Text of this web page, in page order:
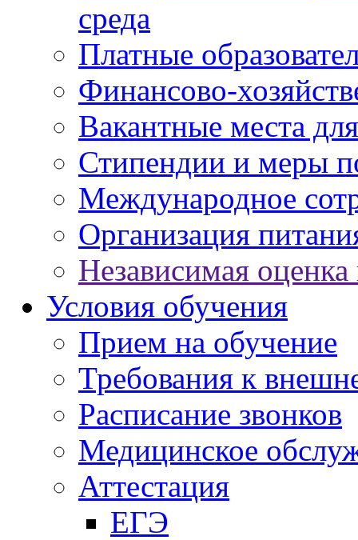
среда
Платные
Финансово-
Вакантные места
Стипендии и меры
Международное
Организация
Независимая оценка
Условия обучения
Прием на обучение
Требования к
Расписание звонков
Медицинское
Аттестация
ЕГЭ